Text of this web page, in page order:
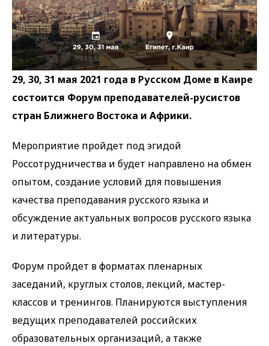
29, 30, 31 мая 2021 года в Русском Доме в Каире
состоится Форум преподавателей-русистов
стран Ближнего Востока и Африки.
Мероприятие пройдет под эгидой
Россотрудничества и будет направлено на обмен
опытом, создание условий для повышения
качества преподавания русского языка и
обсуждение актуальных вопросов русского языка
и литературы.
Форум пройдет в форматах пленарных
заседаний, круглых столов, лекций, мастер-
классов и тренингов. Планируются выступления
ведущих преподавателей российских
образовательных организаций, а также